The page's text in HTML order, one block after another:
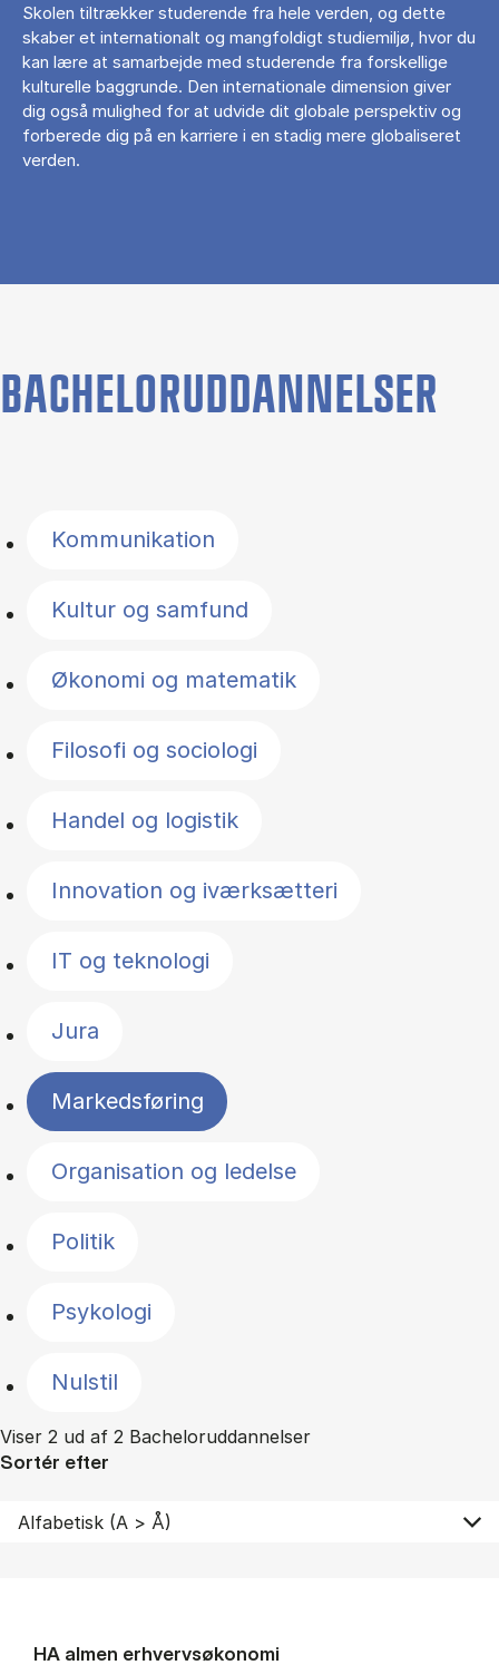
Skolen tiltrækker studerende fra hele verden, og dette
skaber et internationalt og mangfoldigt studiemiljø, hvor du
kan lære at samarbejde med studerende fra forskellige
kulturelle baggrunde. Den internationale dimension giver
dig også mulighed for at udvide dit globale perspektiv og
forberede dig på en karriere i en stadig mere globaliseret
verden.
BACHELORUDDANNELSER
Kommunikation
Kultur og samfund
Økonomi og matematik
Filosofi og sociologi
Handel og logistik
Innovation og iværksætteri
IT og teknologi
Jura
Markedsføring
Organisation og ledelse
Politik
Psykologi
Nulstil
Viser 2 ud af 2 Bacheloruddannelser
Sortér efter
HA al­men erhvervs­økonomi